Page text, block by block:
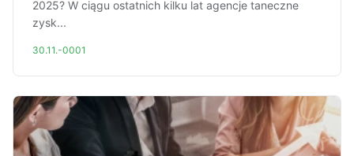
2025? W ciągu ostatnich kilku lat agencje taneczne
zysk...
30.11.-0001